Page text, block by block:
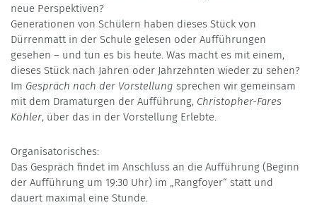
neue Perspektiven?
Generationen von Schülern haben dieses Stück von
Dürrenmatt in der Schule gelesen oder Aufführungen
gesehen – und tun es bis heute. Was macht es mit einem,
dieses Stück nach Jahren oder Jahrzehnten wieder zu sehen?
Im Gespräch nach der Vorstellung sprechen wir gemeinsam
mit dem Dramaturgen der Aufführung, Christopher-Fares
Köhler, über das in der Vorstellung Erlebte.
Organisatorisches:
Das Gespräch findet im Anschluss an die Aufführung (Beginn
der Aufführung um 19:30 Uhr) im „Rangfoyer“ statt und
dauert maximal eine Stunde.